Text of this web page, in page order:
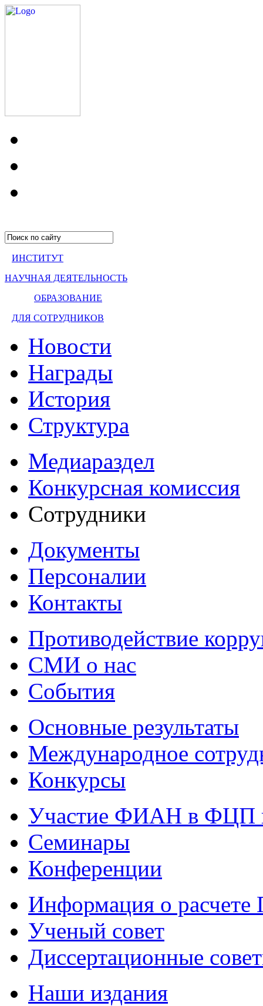
ИНСТИТУТ
НАУЧНАЯ ДЕЯТЕЛЬНОСТЬ
ОБРАЗОВАНИЕ
ДЛЯ СОТРУДНИКОВ
Новости
Награды
История
Структура
Медиараздел
Конкурсная комиссия
Сотрудники
Документы
Персоналии
Контакты
Противодействие
СМИ о нас
События
Основные результаты
Международное
Конкурсы
Участие ФИАН в ФЦП
Семинары
Конференции
Информация о
Ученый совет
Диссертационные
Наши издания